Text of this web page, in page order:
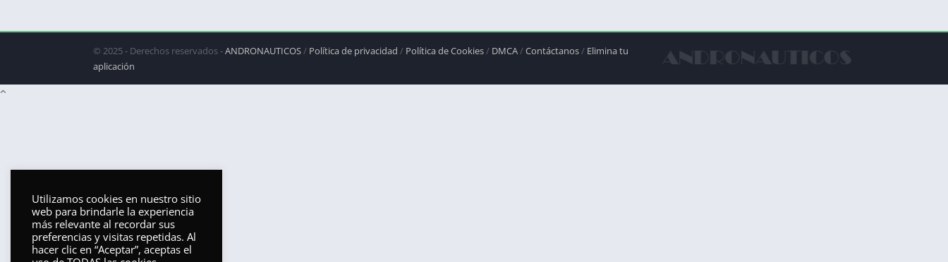
© 2025 - Derechos reservados -ANDRONAUTICOS / Política de privacidad / Política de Cookies / DMCA /Contáctanos / Elimina tu
aplicación
Utilizamos cookies en nuestro sitio
web para brindarle la experiencia
más relevante al recordar sus
preferencias y visitas repetidas. Al
hacer clic en “Aceptar”, aceptas el